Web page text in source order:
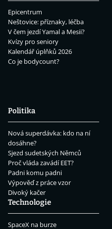
Epicentrum
Neštovice: příznaky, léčba
V čem jezdí Yamal a Mesii?
Kvízy pro seniory
Kalendář úplňků 2026
Co je bodycount?
Politika
Nová superdávka: kdo na ní
dosáhne?
Sjezd sudetských Němců
Proč vláda zavádí EET?
Padni komu padni
Výpověď z práce vzor
Divoký kačer
Technologie
SpaceX na burze